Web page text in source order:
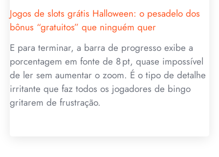
Jogos de slots grátis Halloween: o pesadelo dos
bônus “gratuitos” que ninguém quer
E para terminar, a barra de progresso exibe a
porcentagem em fonte de 8 pt, quase impossível
de ler sem aumentar o zoom. É o tipo de detalhe
irritante que faz todos os jogadores de bingo
gritarem de frustração.